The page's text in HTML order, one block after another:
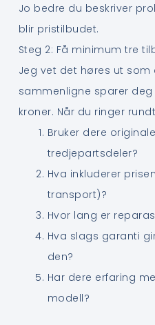
Jo bedre du beskriver
blir pristilbudet.
Steg 2: Få minimum tre
Jeg vet det høres ut som
sammenligne sparer
kroner. Når du ringer
Bruker dere
tredjepartsdeler?
Hva inkluderer
transport)?
Hvor lang er
Hva slags garanti
den?
Har dere erfaring
modell?